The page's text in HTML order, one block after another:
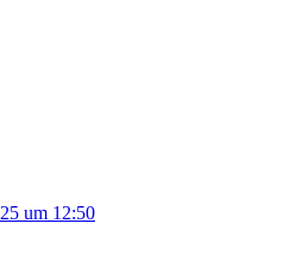
um 12:50